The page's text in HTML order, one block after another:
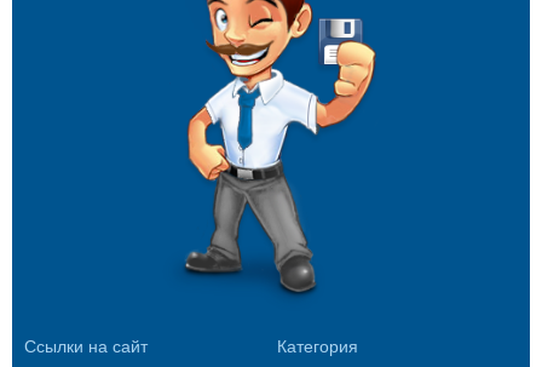
Ссылки на сайт Категория